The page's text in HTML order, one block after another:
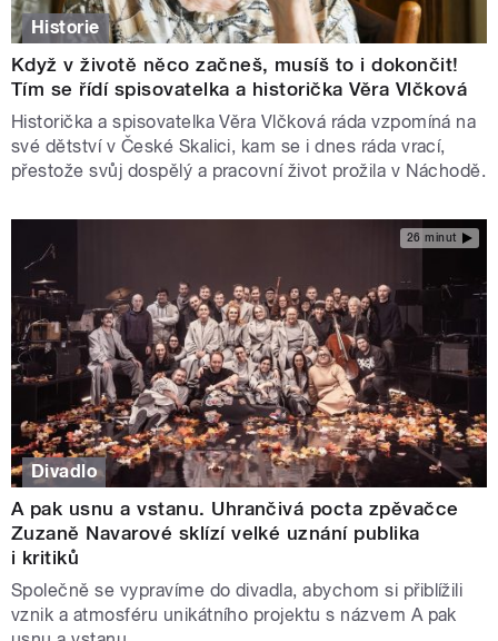
Historie
Když v životě něco začneš, musíš to i dokončit!
Tím se řídí spisovatelka a historička Věra Vlčková
Historička a spisovatelka Věra Vlčková ráda vzpomíná na
své dětství v České Skalici, kam se i dnes ráda vrací,
přestože svůj dospělý a pracovní život prožila v Náchodě.
26 minut
Divadlo
A pak usnu a vstanu. Uhrančivá pocta zpěvačce
Zuzaně Navarové sklízí velké uznání publika
i kritiků
Společně se vypravíme do divadla, abychom si přiblížili
vznik a atmosféru unikátního projektu s názvem A pak